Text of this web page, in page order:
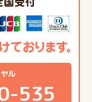
ル
535